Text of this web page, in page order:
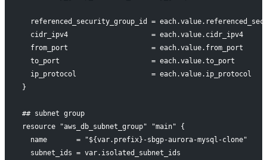
referenced_security_group_id =
  cidr_ipv4                    = each.value.cidr_ipv4
  from_port                    = each.value.from_port
  to_port                      = each.value.to_port
  ip_protocol                  = each.value.ip_protocol
}
## subnet group
resource "aws_db_subnet_group" "main" {
  name       = "${var.prefix}-sbgp-aurora-mysql-clone"
  subnet_ids = var.isolated_subnet_ids